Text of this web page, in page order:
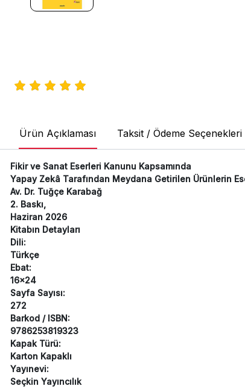
Ürün Açıklaması Taksit / Ödeme Seçenekleri
Fikir ve Sanat Eserleri Kanunu Kapsamında
Yapay Zekâ Tarafından Meydana Getirilen Ürünlerin
Av. Dr. Tuğçe Karabağ
2. Baskı,
Haziran 2026
Kitabın Detayları
Dili:
Türkçe
Ebat:
16x24
Sayfa Sayısı:
272
Barkod / ISBN:
9786253819323
Kapak Türü:
Karton Kapaklı
Yayınevi:
Seçkin Yayıncılık